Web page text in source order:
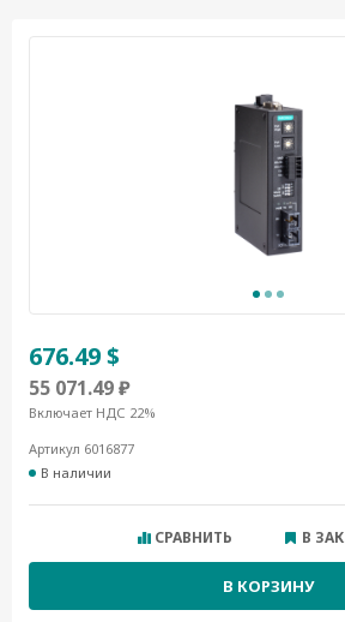
676.49 $
55 071.49 ₽
Включает НДС 22%
Артикул 6016877
В наличии
СРАВНИТЬ В
В КОРЗИНУ